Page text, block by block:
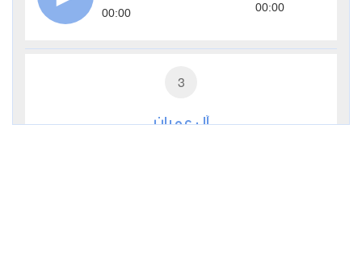
00:00 00:00
3
آل عمران